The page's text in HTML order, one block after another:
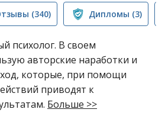
(340) Дипломы (3)
психолог. В своем
авторские наработки и
которые, при помощи
приводят к
Больше >>